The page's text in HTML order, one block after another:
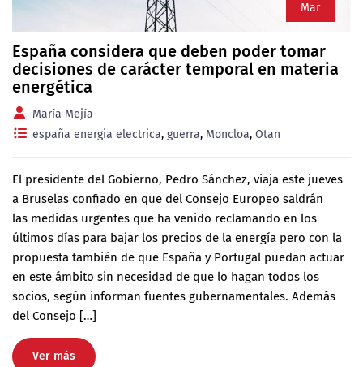
Mar
España considera que deben poder tomar
decisiones de carácter temporal en materia
energética
María Mejía
españa energia electrica, guerra, Moncloa, Otan
El presidente del Gobierno, Pedro Sánchez, viaja este jueves
a Bruselas confiado en que del Consejo Europeo saldrán
las medidas urgentes que ha venido reclamando en los
últimos días para bajar los precios de la energía pero con la
propuesta también de que España y Portugal puedan actuar
en este ámbito sin necesidad de que lo hagan todos los
socios, según informan fuentes gubernamentales. Además
del Consejo […]
Ver más